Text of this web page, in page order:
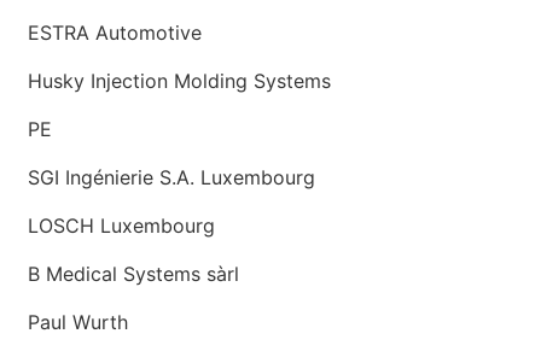
ESTRA Automotive
Husky Injection Molding Systems
PE
SGI Ingénierie S.A. Luxembourg
LOSCH Luxembourg
B Medical Systems sàrl
Paul Wurth